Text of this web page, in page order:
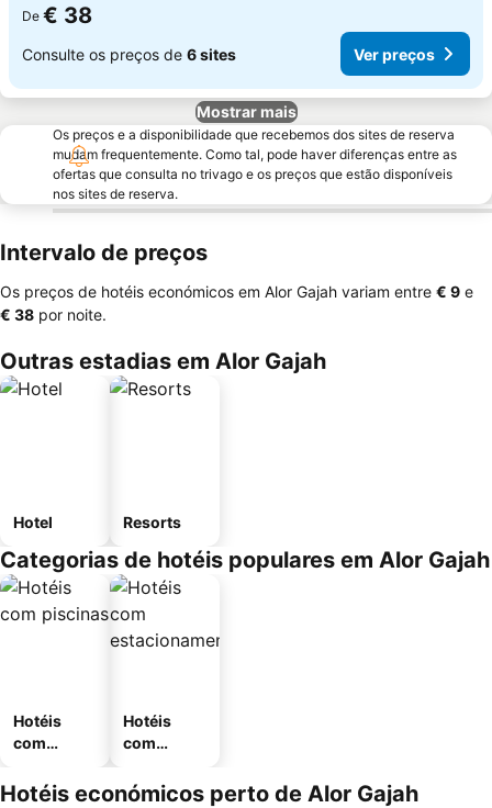
De € 38
Consulte os preços de 6 sites Ver preços
Mostrar mais
Os preços e a disponibilidade que recebemos dos sites de reserva
mudam frequentemente. Como tal, pode haver diferenças entre as
ofertas que consulta no trivago e os preços que estão disponíveis
nos sites de reserva.
Intervalo de preços
Os preços de hotéis económicos em Alor Gajah variam entre ‎€ 9 e
‎€ 38 por noite.
Outras estadias em Alor Gajah
Hotel Resorts
Categorias de hotéis populares em Alor Gajah
Hotéis
com
Hotéis
com
mento
Hotéis económicos perto de Alor Gajah